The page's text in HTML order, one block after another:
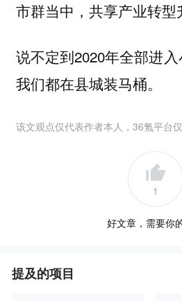
市群当中，共享产业转型
说不定到2020年全部进入
我们都在县城装马桶。
该文观点仅代表作者本人，36氪平台
1
好文章，需要你
提及的项目